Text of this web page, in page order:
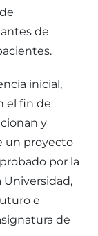
de
inicial,
el fin de
y
un proyecto
por la
e
de